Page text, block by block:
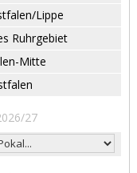
Lippe
Ruhrgebiet
Mitte
27